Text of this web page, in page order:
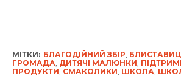
МІТКИ: БЛАГОДІЙНИЙ ЗБІР,
ГРОМАДА, ДИТЯЧІ МАЛЮНКИ,
ПРОДУКТИ, СМАКОЛИКИ, ШКОЛА,